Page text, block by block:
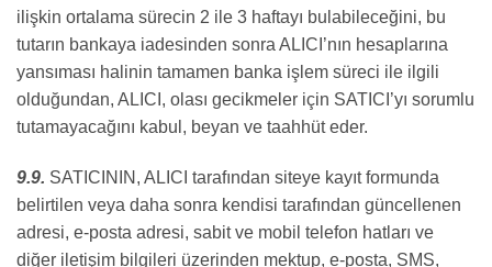
ilişkin ortalama sürecin 2 ile 3 haftayı bulabileceğini, bu
tutarın bankaya iadesinden sonra ALICI’nın hesaplarına
yansıması halinin tamamen banka işlem süreci ile ilgili
olduğundan, ALICI, olası gecikmeler için SATICI’yı sorumlu
tutamayacağını kabul, beyan ve taahhüt eder.
9.9. SATICININ, ALICI tarafından siteye kayıt formunda
belirtilen veya daha sonra kendisi tarafından güncellenen
adresi, e-posta adresi, sabit ve mobil telefon hatları ve
diğer iletişim bilgileri üzerinden mektup, e-posta, SMS,